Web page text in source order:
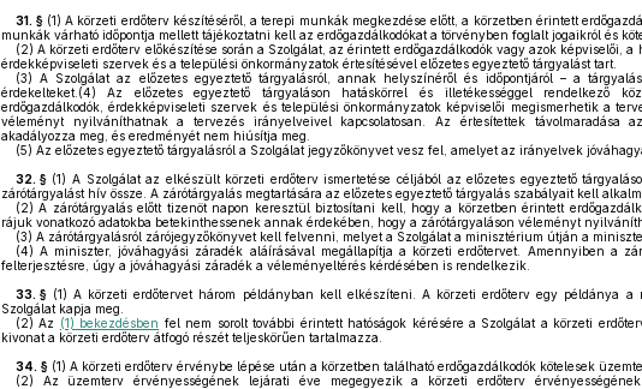
31. §(1) A körzeti erdőterv készítéséről, a terepi munkák megkezdése előtt, a körzetben érintett
munkák várható időpontja mellett tájékoztatni kell az erdőgazdálkodókat a törvényben foglalt jogaikról és
(2) A körzeti erdőterv előkészítése során a Szolgálat, az érintett erdőgazdálkodók vagy azok képviselői, a
érdekképviseleti szervek és a települési önkormányzatok értesítésével előzetes egyeztető tárgyalást tart.
(3) A Szolgálat az előzetes egyeztető tárgyalásról, annak helyszínéről és időpontjáról – a
érdekelteket.(4) Az előzetes egyeztető tárgyaláson hatáskörrel és illetékességgel rendelkező
erdőgazdálkodók, érdekképviseleti szervek és települési önkormányzatok képviselői megismerhetik a
véleményt nyilváníthatnak a tervezés irányelveivel kapcsolatosan. Az értesítettek távolmaradása
akadályozza meg, és eredményét nem hiúsítja meg.
(5) Az előzetes egyeztető tárgyalásról a Szolgálat jegyzőkönyvet vesz fel, amelyet az irányelvek
32. §(1) A Szolgálat az elkészült körzeti erdőterv ismertetése céljából az előzetes egyeztető
zárótárgyalást hív össze. A zárótárgyalás megtartására az előzetes egyeztető tárgyalás szabályait kell
(2) A zárótárgyalás előtt tizenöt napon keresztül biztosítani kell, hogy a körzetben érintett
rájuk vonatkozó adatokba betekinthessenek annak érdekében, hogy a zárótárgyaláson véleményt
(3) A zárótárgyalásról zárójegyzőkönyvet kell felvenni, melyet a Szolgálat a minisztérium útján a
(4) A miniszter, jóváhagyási záradék aláírásával megállapítja a körzeti erdőtervet. Amennyiben a
felterjesztésre, úgy a jóváhagyási záradék a véleményeltérés kérdésében is rendelkezik.
33. §(1) A körzeti erdőtervet három példányban kell elkészíteni. A körzeti erdőterv egy példánya a
Szolgálat kapja meg.
(2) Az (1) bekezdésben fel nem sorolt további érintett hatóságok kérésére a Szolgálat a körzeti
kivonat a körzeti erdőterv átfogó részét teljeskörűen tartalmazza.
34. §(1) A körzeti erdőterv érvénybe lépése után a körzetben található erdőgazdálkodók kötelesek
(2) Az üzemterv érvényességének lejárati éve megegyezik a körzeti erdőterv